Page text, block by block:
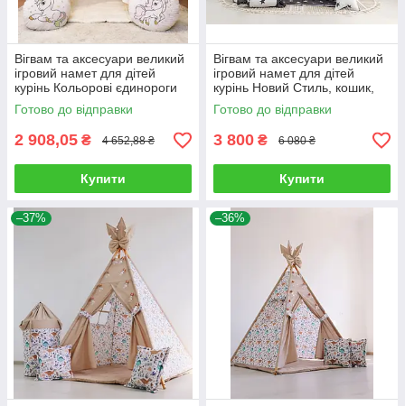
Вігвам та аксесуари великий
ігровий намет для дітей
курінь Кольорові єдинороги
на молочному Повний
комплект!
Готово до відправки
2 908,05 ₴ 4 652,88 ₴
Купити
Вігвам та аксесуари великий
ігровий намет для дітей
курінь Новий Стиль, кошик,
гойдалка, комплект
Готово до відправки
3 800 ₴ 6 080 ₴
Купити
–37% –36%